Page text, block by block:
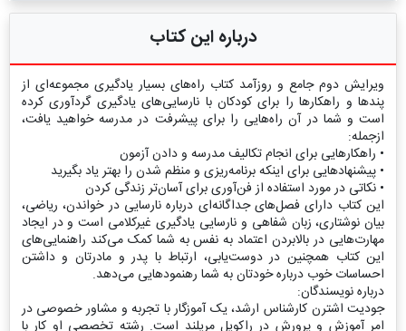
درباره این کتاب
ویرایش دوم جامع و روزآمد کتاب راه‌های بسیار یادگیری مجموعه‌ای از
پندها و راهکارها را برای کودکان با نارسایی‌های یادگیری گردآوری کرده
است و شما در آن راه‌‌هایی را برای پیشرفت در مدرسه خواهید یافت،
ازجمله:
• راهکارهایی برای انجام تکالیف مدرسه و دادن آزمون
• پیشنهادهایی برای اینکه برنامه‌ریزی و منظم شدن را بهتر یاد بگیرید
• نکاتی در مورد استفاده از فن‌آوری برای آسان‌تر زندگی کردن
این کتاب دارای فصل‌های جداگانه‌ای درباره نارسایی در خواندن، ریاضی،
بیان نوشتاری، زبان شفاهی و نارسایی یادگیری غیرکلامی است و در ایجاد
مهارت‌هایی در بالابردن اعتماد به نفس به شما کمک می‌کند راهنمایی‌های
این کتاب همچنین در دوست‌یابی، ارتباط با پدر و مادرتان و داشتن
احساسات خوب درباره خودتان به شما رهنمودهایی می‌دهد.
درباره نویسندگان:
جودیت اشترن کارشناس ارشد، یک آموزگار با تجربه و مشاور خصوصی در
امر آموزش‌ و پرورش در راکویل مریلند است. رشته تخصصی او کار با